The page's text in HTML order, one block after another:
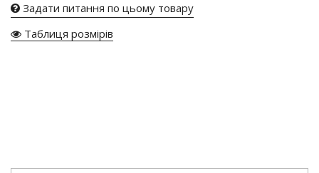
Задати питання по цьому товару
Таблиця розмірів